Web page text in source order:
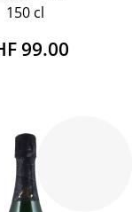
150 cl
99.00